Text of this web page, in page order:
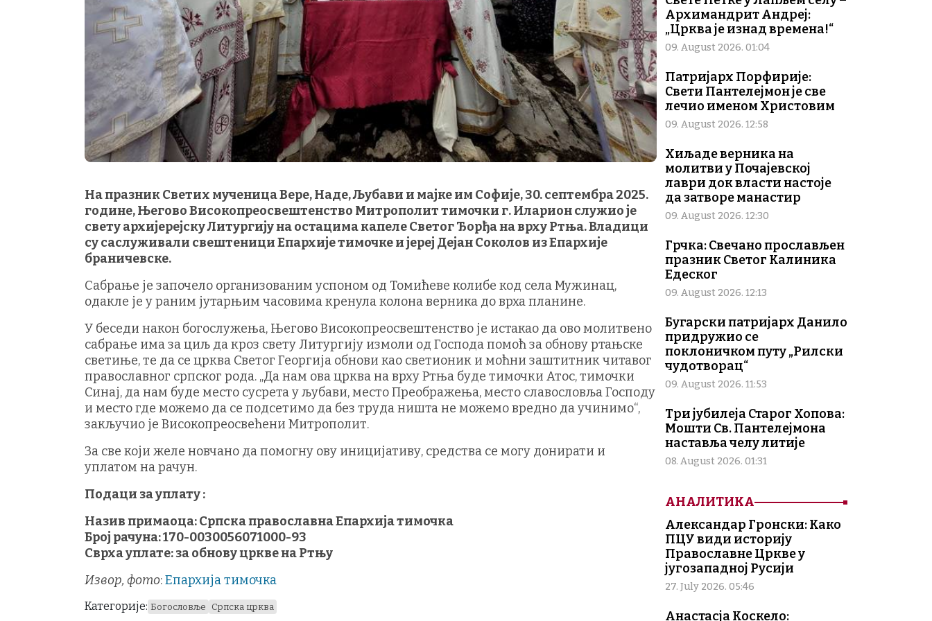
На празник Светих мученица Вере, Наде, Љубави и мајке им Софије, 30. септембра 2025.
године, Његово Високопреосвештенство Митрополит тимочки г. Иларион служио је
свету архијерејску Литургију на остацима капеле Светог Ђорђа на врху Ртња. Владици
су саслуживали свештеници Епархије тимочке и јереј Дејан Соколов из Епархије
браничевске.
Сабрање је започело организованим успоном од Томићеве колибе код села Мужинац,
одакле је у раним јутарњим часовима кренула колона верника до врха планине.
У беседи након богослужења, Његово Високопреосвештенство је истакао да ово молитвено
сабрање има за циљ да кроз свету Литургију измоли од Господа помоћ за обнову ртањске
светиње, те да се црква Светог Георгија обнови као светионик и моћни заштитник читавог
православног српског рода. „Да нам ова црква на врху Ртња буде тимочки Атос, тимочки
Синај, да нам буде место сусрета у љубави, место Преображења, место славословља Господу
и место где можемо да се подсетимо да без труда ништа не можемо вредно да учинимо“,
закључио је Високопреосвећени Митрополит.
За све који желе новчано да помогну ову иницијативу, средства се могу донирати и
уплатом на рачун.
Подаци за уплату :
Назив примаоца: Српска православна Епархија тимочка
Број рачуна: 170-0030056071000-93
Сврха уплате: за обнову цркве на Ртњу
Извор, фото:Епархија тимочка
Категорије: Богословље Српска црква
Архимандрит Андреј:
„Црква је изнад времена!“
09. August 2026. 01:04
Патријарх Порфирије:
Свети Пантелејмон је све
лечио именом Христовим
09. August 2026. 12:58
Хиљаде верника на
молитви у Почајевској
лаври док власти настоје
да затворе манастир
09. August 2026. 12:30
Грчка: Свечано прослављен
празник Светог Калиника
Едеског
09. August 2026. 12:13
Бугарски патријарх Данило
придружио се
поклоничком путу „Рилски
чудотворац“
09. August 2026. 11:53
Три јубилеја Старог Хопова:
Мошти Св. Пантелејмона
наставља челу литије
08. August 2026. 01:31
АНАЛИТИКА
Александар Гронски: Како
ПЦУ види историју
Православне Цркве у
југозападној Русији
27. July 2026. 05:46
Анастасја Коскело: